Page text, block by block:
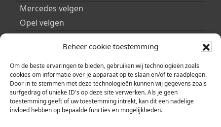
Beheer cookie toestemming
Om de beste ervaringen te bieden, gebruiken wij technologieën zoals
cookies om informatie over je apparaat op te slaan en/of te raadplegen.
Door in te stemmen met deze technologieën kunnen wij gegevens zoals
surfgedrag of unieke ID's op deze site verwerken. Als je geen
toestemming geeft of uw toestemming intrekt, kan dit een nadelige
invloed hebben op bepaalde functies en mogelijkheden.
Mercedes velgen
Opel velgen
Peugeot velgen
Porsche velgen
Seat velgen
Skoda velgen
Smart velgen
Volkswagen velgen